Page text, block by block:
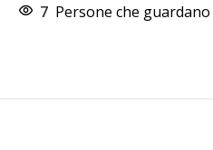
7 Persone che